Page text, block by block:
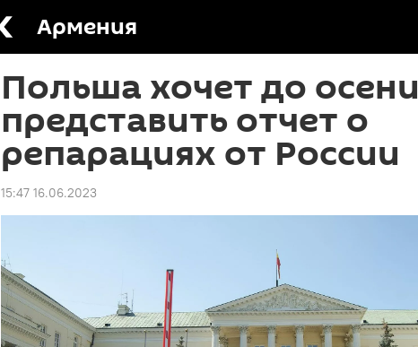
Армения
Польша хочет до осени
представить отчет о
репарациях от России
15:47 16.06.2023